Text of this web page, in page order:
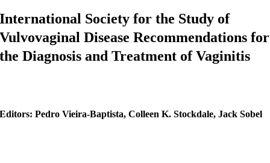
International Society for the Study of
Vulvovaginal Disease Recommendations for
the Diagnosis and Treatment of Vaginitis
Editors: Pedro Vieira-Baptista, Colleen K. Stockdale, Jack Sobel